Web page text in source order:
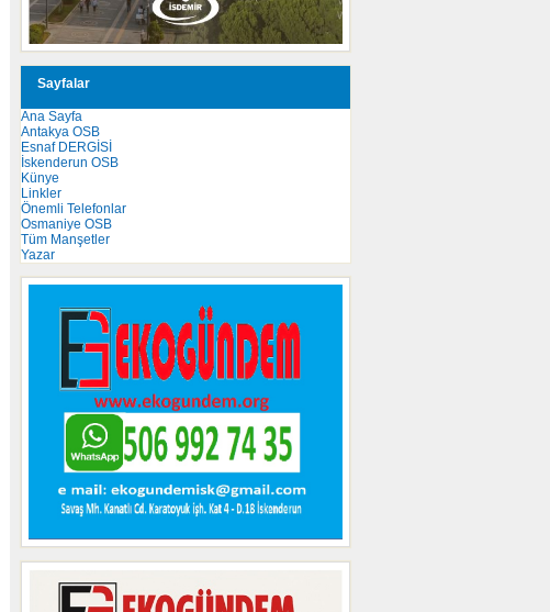
Sayfalar
Ana Sayfa
Antakya OSB
Esnaf DERGİSİ
İskenderun OSB
Künye
Linkler
Önemli Telefonlar
Osmaniye OSB
Tüm Manşetler
Yazar